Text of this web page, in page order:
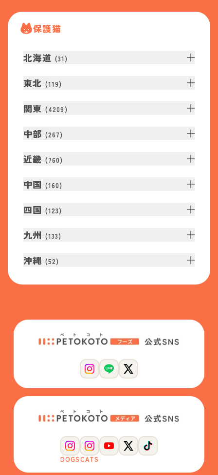
保護猫
北海道 (31 )
東北 (119)
関東 (4209 )
中部 (267)
近畿 (760)
中国 (160)
四国 (123)
九州 (133)
沖縄 (52)
DOGSCATS